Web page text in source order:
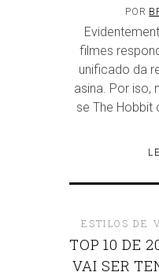
POR
filmes
unificado da
asina. Por iso,
se The Hobbit
ESTILOS DE
TOP 10 DE
VAI SER